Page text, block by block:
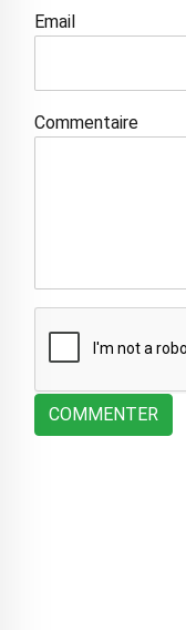
Email
Commentaire
COMMENTER